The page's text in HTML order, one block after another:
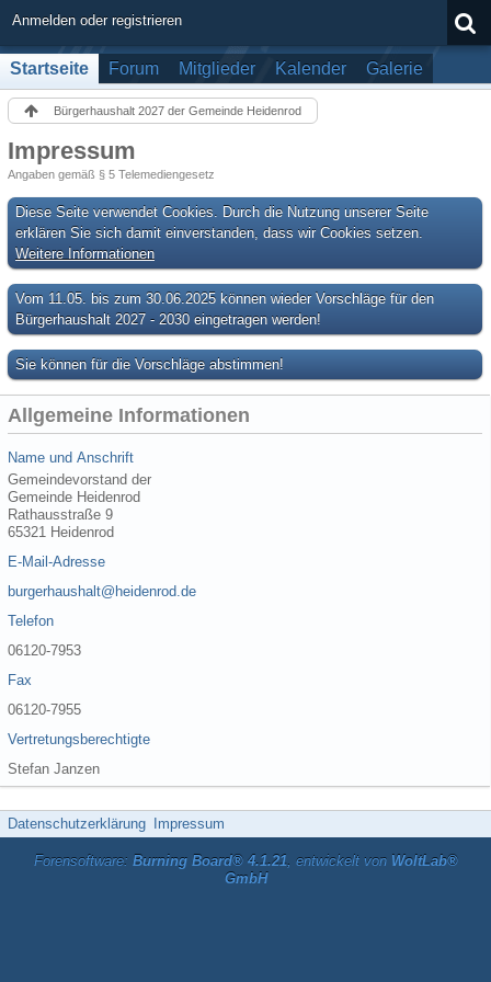
Anmelden oder registrieren
Startseite Forum Mitglieder Kalender Galerie
Bürgerhaushalt 2027 der Gemeinde Heidenrod
Impressum
Angaben gemäß § 5 Telemediengesetz
Diese Seite verwendet Cookies. Durch die Nutzung unserer Seite
erklären Sie sich damit einverstanden, dass wir Cookies setzen.
Weitere Informationen
Vom 11.05. bis zum 30.06.2025 können wieder Vorschläge für den
Bürgerhaushalt 2027 - 2030 eingetragen werden!
Sie können für die Vorschläge abstimmen!
Allgemeine Informationen
Name und Anschrift
Gemeindevorstand der
Gemeinde Heidenrod
Rathausstraße 9
65321 Heidenrod
E-Mail-Adresse
burgerhaushalt@heidenrod.de
Telefon
06120-7953
Fax
06120-7955
Vertretungsberechtigte
Stefan Janzen
Datenschutzerklärung Impressum
Forensoftware: Burning Board® 4.1.21, entwickelt von WoltLab®
GmbH